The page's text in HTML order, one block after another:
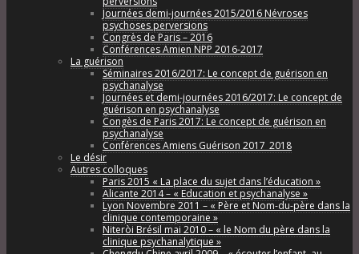
Journées demi-journées 2015/2016 Névroses
psychoses perversions
Congrès de Paris – 2016
Conférences Amien NPP 2016-2017
La guérison
Séminaires 2016/2017: Le concept de guérison en
psychanalyse
Journées et demi-journées 2016/2017: Le concept de
guérison en psychanalyse
Congès de Paris 2017: Le concept de guérison en
psychanalyse
Conférences Amiens Guérison 2017_2018
Le désir
Autres colloques
Paris 2015 « La place du sujet dans l’éducation »
Alicante 2014 – « Education et psychanalyse »
Lyon Novembre 2011 – « Père et Nom-du-père dans la
clinique contemporaine »
Niteròi Brésil mai 2010 – « le Nom du père dans la
clinique psychanalytique »